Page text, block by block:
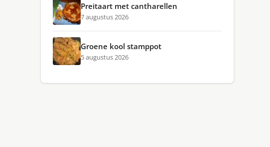
Preitaart met cantharellen
7 augustus 2026
Groene kool stamppot
5 augustus 2026